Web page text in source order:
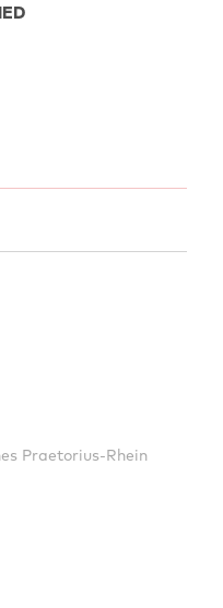
Praetorius-Rhein